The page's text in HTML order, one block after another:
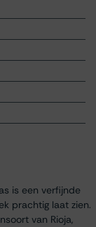
is een verfijnde
prachtig laat zien.
van Rioja,